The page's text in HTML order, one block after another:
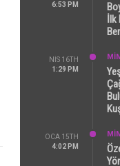
6:53 PM
İlk
NIS 16TH
1:29 PM
OCA 15TH
4:02 PM